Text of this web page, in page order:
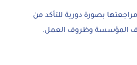
بصورة دورية للتأكد من
المؤسسة وظروف العمل.